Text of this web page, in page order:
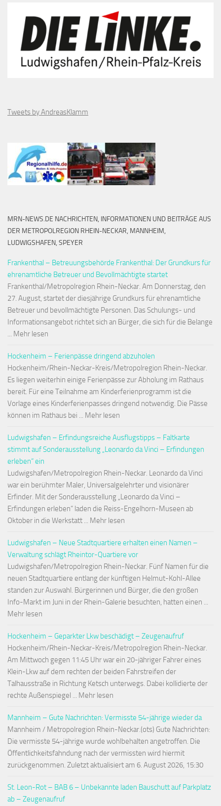
Tweets by AndreasKlamm
MRN-NEWS.DE NACHRICHTEN, INFORMATIONEN UND BEITRÄGE AUS
DER METROPOLREGION RHEIN-NECKAR, MANNHEIM,
LUDWIGSHAFEN, SPEYER
Frankenthal – Betreuungsbehörde Frankenthal: Der Grundkurs für
ehrenamtliche Betreuer und Bevollmächtigte startet
Frankenthal/Metropolregion Rhein-Neckar. Am Donnerstag, den
27. August, startet der diesjährige Grundkurs für ehrenamtliche
Betreuer und bevollmächtigte Personen. Das Schulungs- und
Informationsangebot richtet sich an Bürger, die sich für die Belange
... Mehr lesen
Hockenheim – Ferienpässe dringend abzuholen
Hockenheim/Rhein-Neckar-Kreis/Metropolregion Rhein-Neckar.
Es liegen weiterhin einige Ferienpässe zur Abholung im Rathaus
bereit. Für eine Teilnahme am Kinderferienprogramm ist die
Vorlage eines Kinderferienpasses dringend notwendig. Die Pässe
können im Rathaus bei ... Mehr lesen
Ludwigshafen – Erfindungsreiche Ausflugstipps – Faltkarte
stimmt auf Sonderausstellung „Leonardo da Vinci – Erfindungen
erleben“ ein
Ludwigshafen/Metropolregion Rhein-Neckar. Leonardo da Vinci
war ein berühmter Maler, Universalgelehrter und visionärer
Erfinder. Mit der Sonderausstellung „Leonardo da Vinci –
Erfindungen erleben“ laden die Reiss-Engelhorn-Museen ab
Oktober in die Werkstatt ... Mehr lesen
Ludwigshafen – Neue Stadtquartiere erhalten einen Namen –
Verwaltung schlägt Rheintor-Quartiere vor
Ludwigshafen/Metropolregion Rhein-Neckar. Fünf Namen für die
neuen Stadtquartiere entlang der künftigen Helmut-Kohl-Allee
standen zur Auswahl. Bürgerinnen und Bürger, die den großen
Info-Markt im Juni in der Rhein-Galerie besuchten, hatten einen ...
Mehr lesen
Hockenheim – Geparkter Lkw beschädigt – Zeugenaufruf
Hockenheim/Rhein-Neckar-Kreis/Metropolregion Rhein-Neckar.
Am Mittwoch gegen 11:45 Uhr war ein 20-jähriger Fahrer eines
Klein-Lkw auf dem rechten der beiden Fahrstreifen der
Talhausstraße in Richtung Ketsch unterwegs. Dabei kollidierte der
rechte Außenspiegel ... Mehr lesen
Mannheim – Gute Nachrichten: Vermisste 54-jährige wieder da
Mannheim / Metropolregion Rhein-Neckar.(ots) Gute Nachrichten:
Die vermisste 54-jährige wurde wohlbehalten angetroffen. Die
Öffentlichkeitsfahndung nach der vermissten wird hiermit
zurückgenommen. Zuletzt aktualisiert am 6. August 2026, 15:30
St. Leon-Rot – BAB 6 – Unbekannte laden Bauschutt auf Parkplatz
ab – Zeugenaufruf